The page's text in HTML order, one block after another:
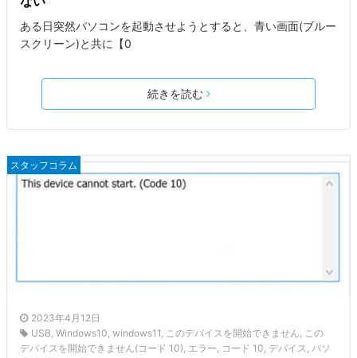
ある日突然パソコンを起動させようとすると、青い画面(ブルー
スクリーン)と共に【0
続きを読む
スタッフコラム
2023年4月12日
USB, Windows10, windows11, このデバイスを開始できません, この
デバイスを開始できません(コード 10), エラー, コード 10, デバイス, パソ